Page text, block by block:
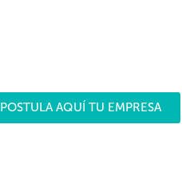
POSTULA AQUÍ TU EMPRESA